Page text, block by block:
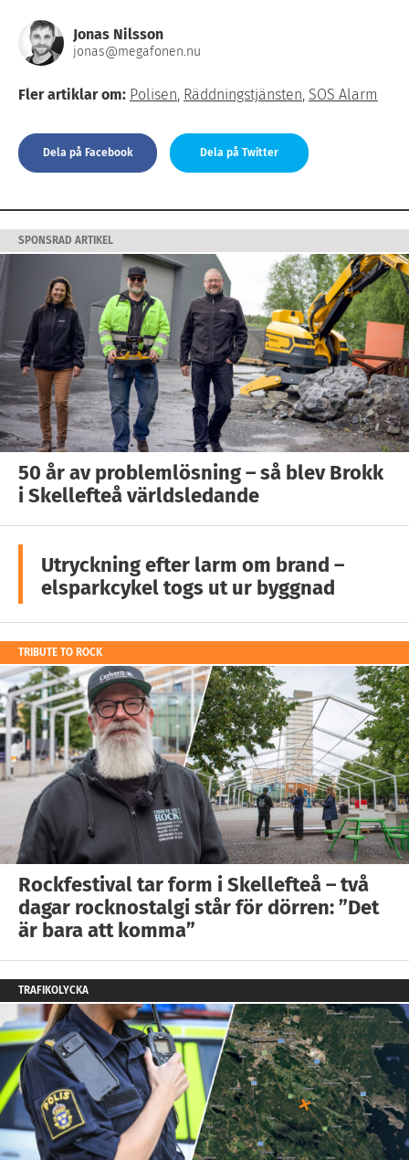
Jonas Nilsson
jonas@megafonen.nu
Fler artiklar om: Polisen Räddningstjänsten SOS Alarm
Dela på Facebook Dela på Twitter
SPONSRAD ARTIKEL
50 år av problemlösning – så blev Brokk
i Skellefteå världsledande
Utryckning efter larm om brand –
elsparkcykel togs ut ur byggnad
TRIBUTE TO ROCK
Rockfestival tar form i Skellefteå – två
dagar rocknostalgi står för dörren: ”Det
är bara att komma”
TRAFIKOLYCKA